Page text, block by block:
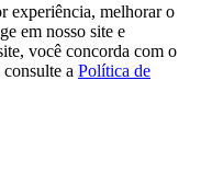
experiência, melhorar o
em nosso site e
você concorda com o
a Política de